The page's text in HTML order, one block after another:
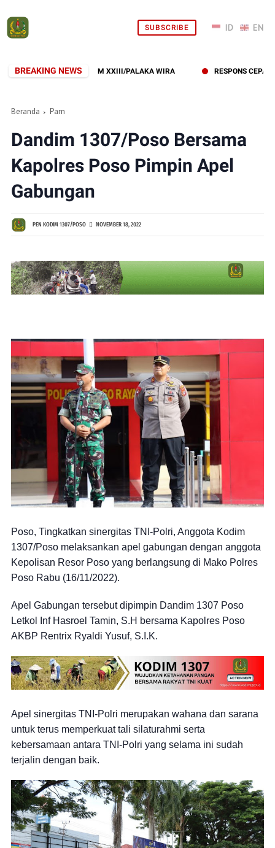
SUBSCRIBE
BREAKING NEWS
HUT KE-1 KODAM XXIII/PALAKA WIRA RESPONS CEPAT
Beranda Pam
Dandim 1307/Poso Bersama
Kapolres Poso Pimpin Apel
Gabungan
PEN KODIM 1307/POSO NOVEMBER 18, 2022
Poso, Tingkatkan sinergitas TNI-Polri, Anggota Kodim
1307/Poso melaksankan apel gabungan dengan anggota
Kepolisan Resor Poso yang berlangsung di Mako Polres
Poso Rabu (16/11/2022).
Apel Gabungan tersebut dipimpin Dandim 1307 Poso
Letkol Inf Hasroel Tamin, S.H bersama Kapolres Poso
AKBP Rentrix Ryaldi Yusuf, S.I.K.
Apel sinergitas TNI-Polri merupakan wahana dan sarana
untuk terus memperkuat tali silaturahmi serta
kebersamaan antara TNI-Polri yang selama ini sudah
terjalin dengan baik.